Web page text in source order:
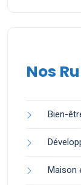
Nos
Bien-
Maison